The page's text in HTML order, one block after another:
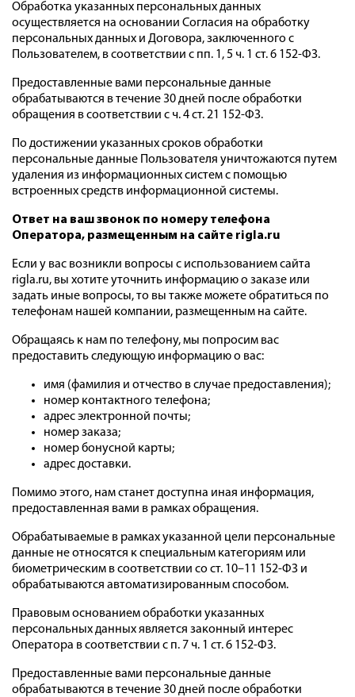
Обработка указанных персональных данных
осуществляется на основании Согласия на обработку
персональных данных и Договора, заключенного с
Пользователем, в соответствии с пп. 1, 5 ч. 1 ст. 6 152-ФЗ.
Предоставленные вами персональные данные
обрабатываются в течение 30 дней после обработки
обращения в соответствии с ч. 4 ст. 21 152-ФЗ.
По достижении указанных сроков обработки
персональные данные Пользователя уничтожаются путем
удаления из информационных систем с помощью
встроенных средств информационной системы.
Ответ на ваш звонок по номеру телефона
Оператора, размещенным на сайте rigla.ru
Если у вас возникли вопросы с использованием сайта
rigla.ru, вы хотите уточнить информацию о заказе или
задать иные вопросы, то вы также можете обратиться по
телефонам нашей компании, размещенным на сайте.
Обращаясь к нам по телефону, мы попросим вас
предоставить следующую информацию о вас:
имя (фамилия и отчество в случае предоставления);
номер контактного телефона;
адрес электронной почты;
номер заказа;
номер бонусной карты;
адрес доставки.
Помимо этого, нам станет доступна иная информация,
предоставленная вами в рамках обращения.
Обрабатываемые в рамках указанной цели персональные
данные не относятся к специальным категориям или
биометрическим в соответствии со ст. 10–11 152-ФЗ и
обрабатываются автоматизированным способом.
Правовым основанием обработки указанных
персональных данных является законный интерес
Оператора в соответствии с п. 7 ч. 1 ст. 6 152-ФЗ.
Предоставленные вами персональные данные
обрабатываются в течение 30 дней после обработки